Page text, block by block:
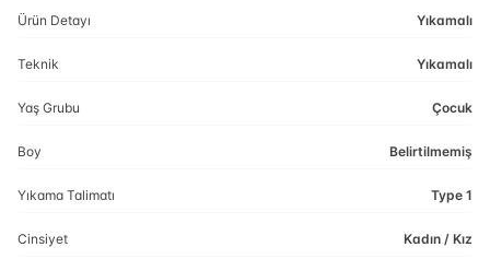
Ürün Detayı Yıkamalı
Teknik Yıkamalı
Yaş Grubu Çocuk
Boy Belirtilmemiş
Yıkama Talimatı Type 1
Cinsiyet Kadın / Kız